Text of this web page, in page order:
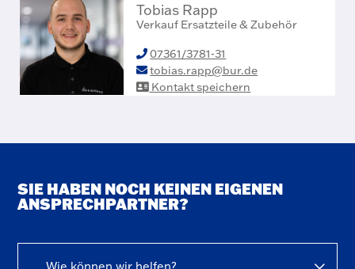
Tobias Rapp
Verkauf Ersatzteile & Zubehör
07361/3781-31
tobias.rapp@bur.de
Kontakt speichern
SIE HABEN NOCH KEINEN EIGENEN
ANSPRECHPARTNER?